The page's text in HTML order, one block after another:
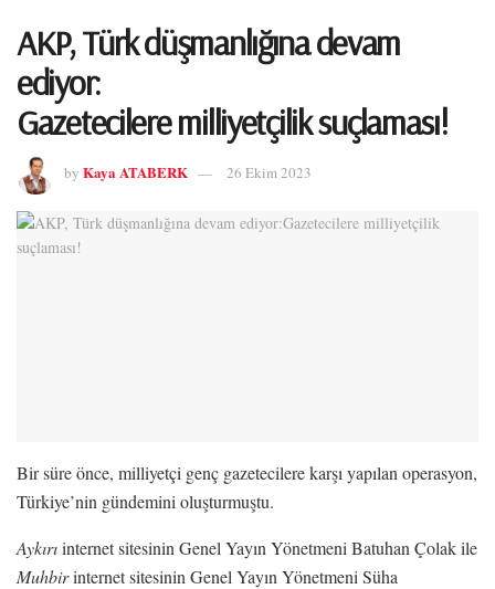
AKP, Türk düşmanlığına devam
ediyor:
Gazetecilere milliyetçilik suçlaması!
by Kaya ATABERK 26 Ekim 2023
Bir süre önce, milliyetçi genç gazetecilere karşı yapılan operasyon,
Türkiye’nin gündemini oluşturmuştu.
Aykırıinternet sitesinin Genel Yayın Yönetmeni Batuhan Çolak ile
Muhbirinternet sitesinin Genel Yayın Yönetmeni Süha